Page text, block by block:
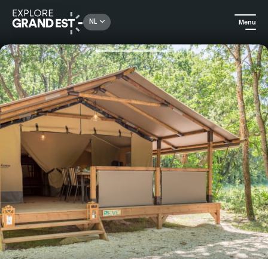
NL Menu
Kijk je ogen uit in de Grand Est Campings en huurmogelijkheden in de buitenlucht